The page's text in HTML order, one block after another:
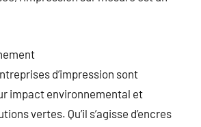
d’impression sont
impact environnemental et
vertes. Qu’il s’agisse d’encres